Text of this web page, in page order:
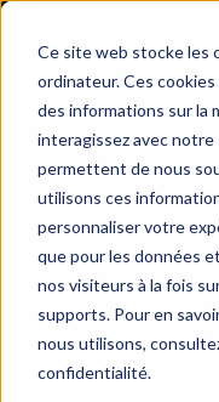
Ce site web stocke les
ordinateur. Ces
des informations sur la
interagissez avec
permettent de nous
utilisons ces
personnaliser votre
que pour les données
nos visiteurs à la fois
supports. Pour en
nous utilisons,
confidentialité.